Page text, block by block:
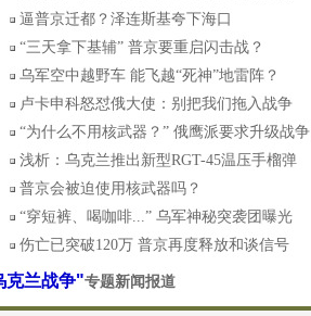
逼普京迁都？泽连斯基夸下海口
“三天拿下基辅” 普京要重启闪击战？
乌军空中越野车 能飞越“死神”地雷阵？
卢卡申科怒怼俄大使：别把我们拖入战争
“为什么不用核武器？” 俄鹰派要求升级战争
浅析：乌克兰推出新型RGT-45温压手榴弹
普京会被迫使用核武器吗？
“穿短裤、喝咖啡...” 乌军神秘突袭团曝光
伤亡已突破120万 普京再度释放和谈信号
克兰战争"专题新闻报道